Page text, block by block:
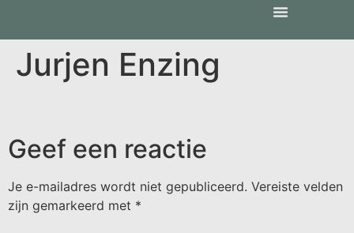
Jurjen Enzing
Geef een reactie
Je e-mailadres wordt niet gepubliceerd. Vereiste velden
zijn gemarkeerd met *